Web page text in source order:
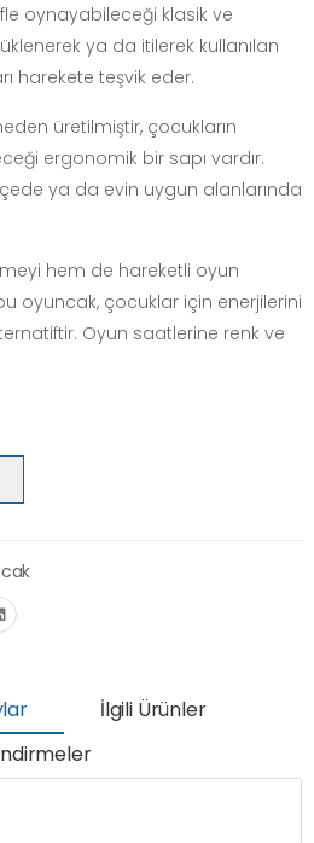
oynayabileceği klasik ve
ya da itilerek kullanılan
harekete teşvik eder.
üretilmiştir, çocukların
ergonomik bir sapı vardır.
ya da evin uygun alanlarında
hem de hareketli oyun
bu oyuncak, çocuklar için enerjilerini
Oyun saatlerine renk ve
İlgili Ürünler